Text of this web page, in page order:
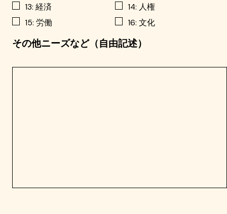
13: 経済
14: 人権
15: 労働
16: 文化
その他ニーズなど（自由記述）